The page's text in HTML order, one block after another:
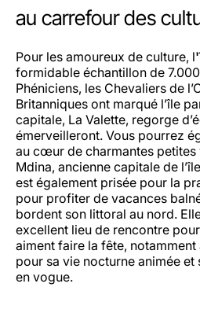
au carrefour des
Pour les amoureux de culture, l
formidable échantillon de
Phéniciens, les Chevaliers de
Britanniques ont marqué l’île
capitale, La Valette, regorge
émerveilleront. Vous pourrez
au cœur de charmantes petites
Mdina, ancienne capitale de
est également prisée pour la
pour profiter de vacances
bordent son littoral au nord.
excellent lieu de rencontre
aiment faire la fête, notamment
pour sa vie nocturne animée et
en vogue.